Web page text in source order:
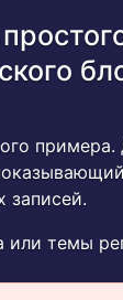
записей.
или темы